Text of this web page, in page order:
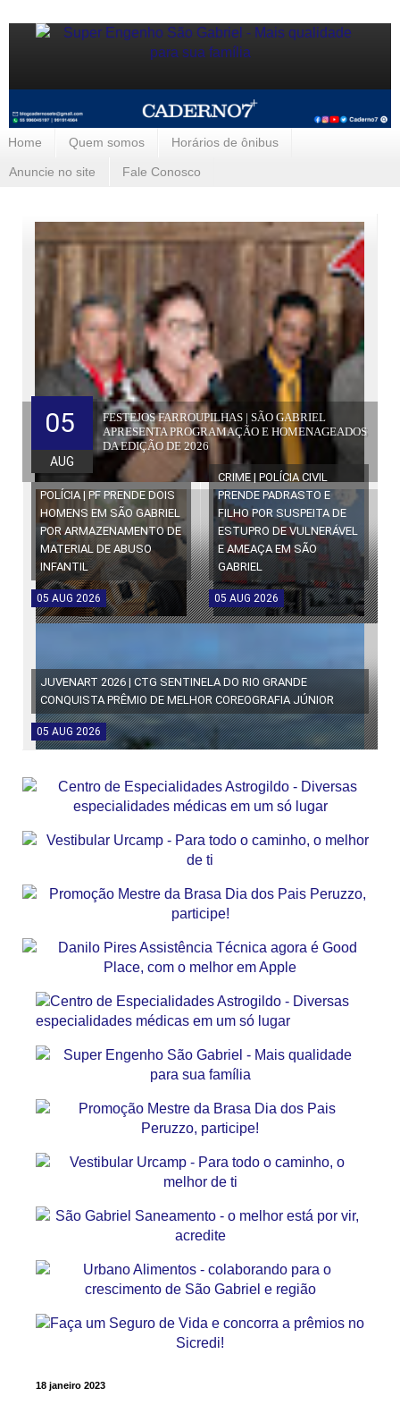
Home Quem somos Horários de ônibus
Anuncie no site Fale Conosco
FESTEJOS FARROUPILHAS | SÃO GABRIEL
APRESENTA PROGRAMAÇÃO E HOMENAGEADOS
DA EDIÇÃO DE 2026
05
AUG
POLÍCIA | PF PRENDE DOIS
HOMENS EM SÃO GABRIEL
POR ARMAZENAMENTO DE
MATERIAL DE ABUSO
INFANTIL
05 AUG 2026
CRIME | POLÍCIA CIVIL
PRENDE PADRASTO E
FILHO POR SUSPEITA DE
ESTUPRO DE VULNERÁVEL
E AMEAÇA EM SÃO
GABRIEL
05 AUG 2026
JUVENART 2026 | CTG SENTINELA DO RIO GRANDE
CONQUISTA PRÊMIO DE MELHOR COREOGRAFIA JÚNIOR
05 AUG 2026
18 janeiro 2023